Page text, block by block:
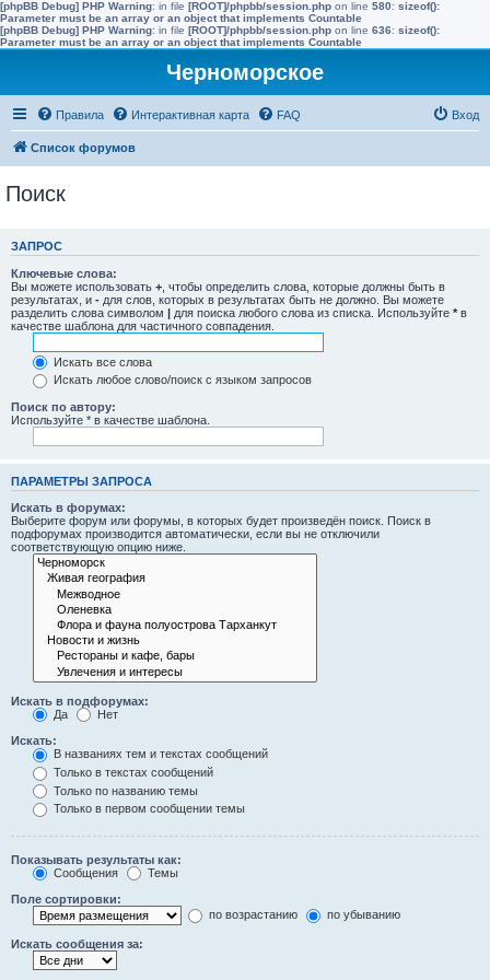
[phpBB Debug] PHP Warning: in file [ROOT]/phpbb/session.php on line 580: sizeof():
Parameter must be an array or an object that implements Countable
[phpBB Debug] PHP Warning: in file [ROOT]/phpbb/session.php on line 636: sizeof():
Parameter must be an array or an object that implements Countable
Черноморское
Правила Интерактивная карта FAQ Вход
Список форумов
Поиск
ЗАПРОС
Ключевые слова:
Вы можете использовать + , чтобы определить слова, которые должны быть в
результатах, и - для слов, которых в результатах быть не должно. Вы можете
разделить слова символом | для поиска любого слова из списка. Используйте * в
качестве шаблона для частичного совпадения.
Искать все слова
Искать любое слово/поиск с языком запросов
Поиск по автору:
Используйте * в качестве шаблона.
ПАРАМЕТРЫ ЗАПРОСА
Искать в форумах:
Выберите форум или форумы, в которых будет произведён поиск. Поиск в
подфорумах производится автоматически, если вы не отключили
соответствующую опцию ниже.
Искать в подфорумах:
Да
Нет
Искать:
В названиях тем и текстах сообщений
Только в текстах сообщений
Только по названию темы
Только в первом сообщении темы
Показывать результаты как:
Сообщения
Темы
Поле сортировки:
по возрастанию
по убыванию
Искать сообщения за: